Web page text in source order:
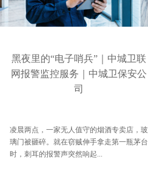
黑夜里的“电子哨兵”｜中城卫联
网报警监控服务｜中城卫保安公
司
凌晨两点，一家无人值守的烟酒专卖店，玻
璃门被砸碎。就在窃贼伸手拿走第一瓶茅台
时，刺耳的报警声突然响起...